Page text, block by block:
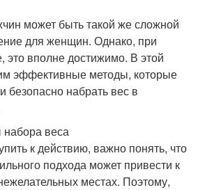
может быть такой же сложной
для женщин. Однако, при
это вполне достижимо. В этой
эффективные методы, которые
безопасно набрать вес в
веса
к действию, важно понять, что
подхода может привести к
местах. Поэтому,